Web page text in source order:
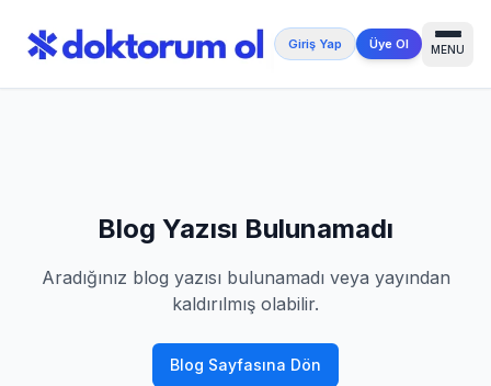
Giriş Yap Üye Ol MENU
Blog Yazısı Bulunamadı
Aradığınız blog yazısı bulunamadı veya yayından
kaldırılmış olabilir.
Blog Sayfasına Dön